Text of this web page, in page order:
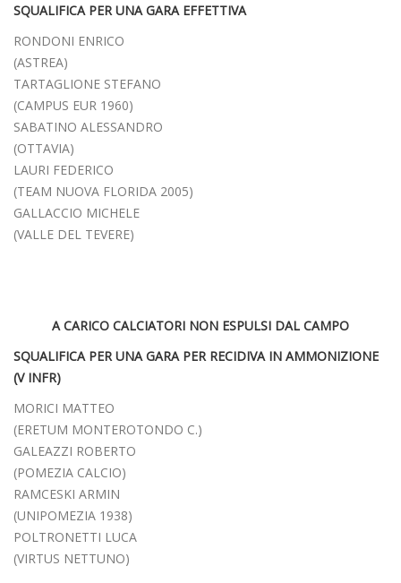
SQUALIFICA PER UNA GARA EFFETTIVA
RONDONI ENRICO
(ASTREA)
TARTAGLIONE STEFANO
(CAMPUS EUR 1960)
SABATINO ALESSANDRO
(OTTAVIA)
LAURI FEDERICO
(TEAM NUOVA FLORIDA 2005)
GALLACCIO MICHELE
(VALLE DEL TEVERE)
A CARICO CALCIATORI NON ESPULSI DAL CAMPO
SQUALIFICA PER UNA GARA PER RECIDIVA IN AMMONIZIONE
(V INFR)
MORICI MATTEO
(ERETUM MONTEROTONDO C.)
GALEAZZI ROBERTO
(POMEZIA CALCIO)
RAMCESKI ARMIN
(UNIPOMEZIA 1938)
POLTRONETTI LUCA
(VIRTUS NETTUNO)